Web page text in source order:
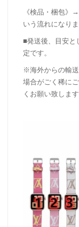
《検品・梱包》
いう流れになりま
■発送後、目安と
定です。
※海外からの輸
場合がごく稀に
くお願い致します